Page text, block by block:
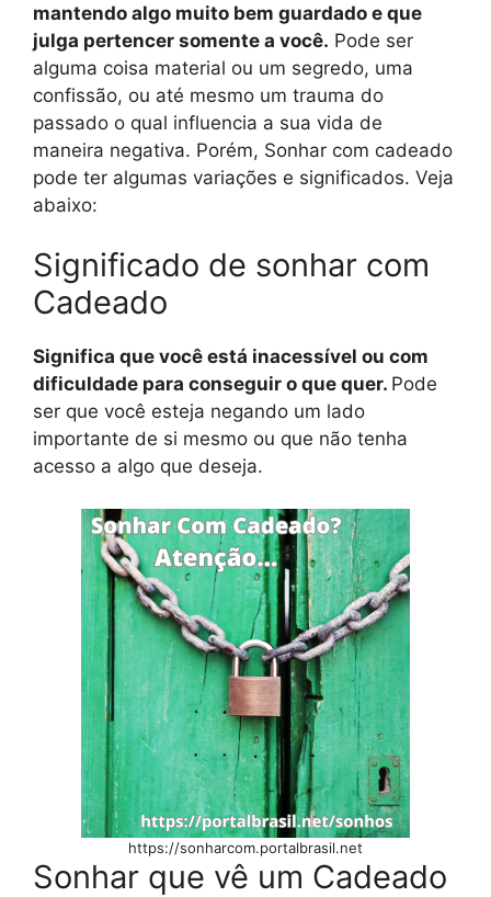
mantendo algo muito bem guardado e que
julga pertencer somente a você. Pode ser
alguma coisa material ou um segredo, uma
confissão, ou até mesmo um trauma do
passado o qual influencia a sua vida de
maneira negativa. Porém, Sonhar com cadeado
pode ter algumas variações e significados. Veja
abaixo:
Significado de sonhar com
Cadeado
Significa que você está inacessível ou com
dificuldade para conseguir o que quer. Pode
ser que você esteja negando um lado
importante de si mesmo ou que não tenha
acesso a algo que deseja.
https://sonharcom.portalbrasil.net
Sonhar que vê um Cadeado